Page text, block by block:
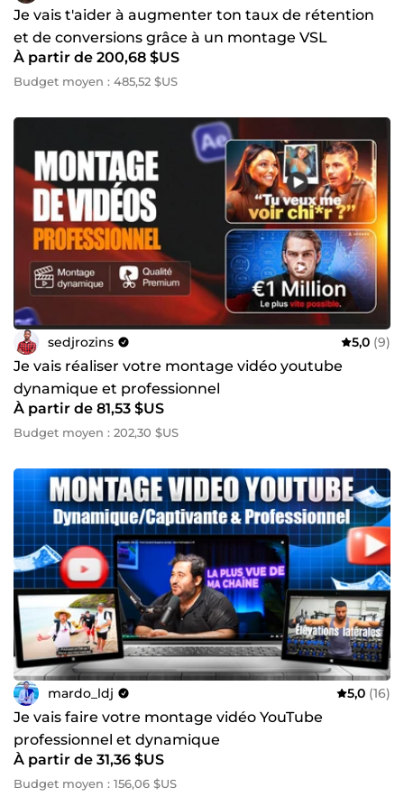
Je vais t'aider à augmenter ton taux de rétention
et de conversions grâce à un montage VSL
stratégique
À partir de 200,68 $US
Budget moyen : 485,52 $US
sedjrozins 5,0 (9)
Je vais réaliser votre montage vidéo youtube
dynamique et professionnel
À partir de 81,53 $US
Budget moyen : 202,30 $US
mardo_ldj 5,0 (16)
Je vais faire votre montage vidéo YouTube
professionnel et dynamique
À partir de 31,36 $US
Budget moyen : 156,06 $US